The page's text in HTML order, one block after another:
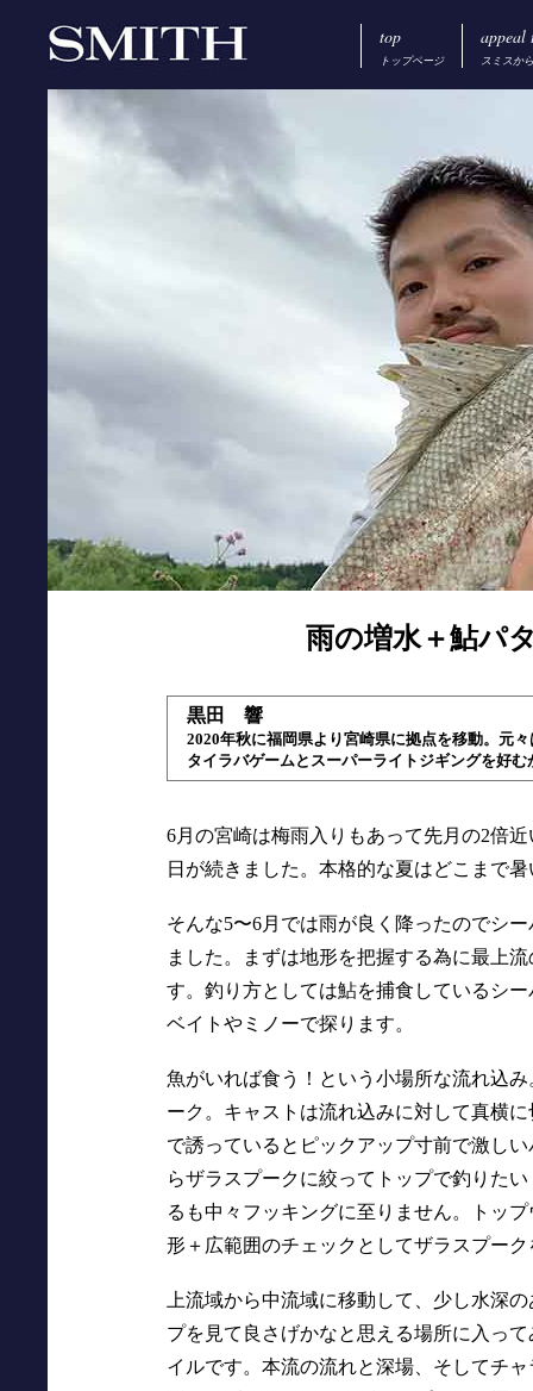
top
トップページ
appeal
スミスか
雨の増水＋鮎パ
黒田 響
2020年秋に福岡県より宮崎県に拠点を移動。元
タイラバゲームとスーパーライトジギングを好
6月の宮崎は梅雨入りもあって先月の2倍
日が続きました。本格的な夏はどこまで
そんな5〜6月では雨が良く降ったのでシ
ました。まずは地形を把握する為に最上
す。釣り方としては鮎を捕食しているシ
ベイトやミノーで探ります。
魚がいれば食う！という小場所な流れ込
ーク。キャストは流れ込みに対して真横
で誘っているとピックアップ寸前で激し
らザラスプークに絞ってトップで釣りた
るも中々フッキングに至りません。トッ
形＋広範囲のチェックとしてザラスプー
上流域から中流域に移動して、少し水深
プを見て良さげかなと思える場所に入っ
イルです。本流の流れと深場、そしてチ